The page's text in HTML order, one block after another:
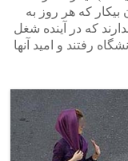
که هر روز به
که در آینده شغل
رفتند و امید آنها